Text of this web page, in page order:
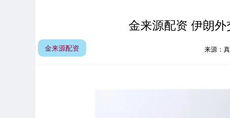
金来源配资 伊朗
金来源配资 来源：